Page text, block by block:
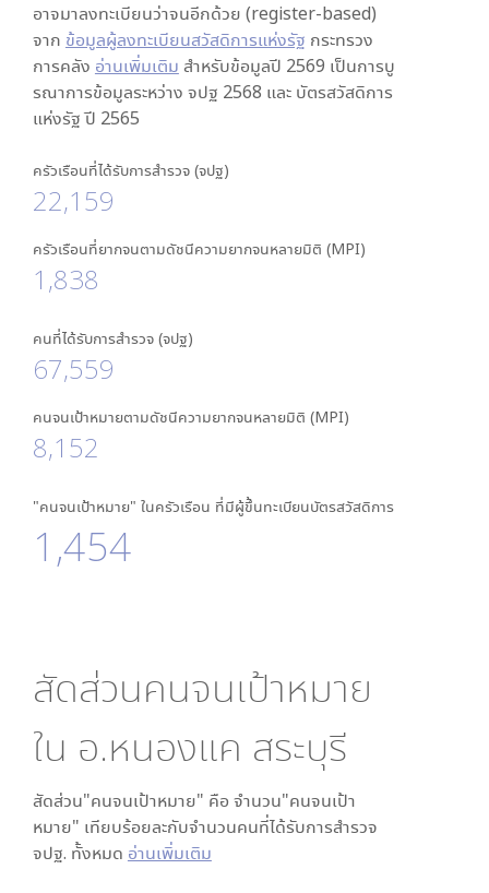
อาจมาลงทะเบียนว่าจนอีกด้วย (register-based)
จาก ข้อมูลผู้ลงทะเบียนสวัสดิการแห่งรัฐ กระทรวง
การคลัง อ่านเพิ่มเติม สำหรับข้อมูลปี 2569 เป็นการบู
รณาการข้อมูลระหว่าง จปฐ 2568 และ บัตรสวัสดิการ
แห่งรัฐ ปี 2565
ครัวเรือนที่ได้รับการสำรวจ (จปฐ)
22,159
ครัวเรือนที่ยากจนตามดัชนีความยากจนหลายมิติ (MPI)
1,838
คนที่ได้รับการสำรวจ (จปฐ)
67,559
คนจนเป้าหมายตามดัชนีความยากจนหลายมิติ (MPI)
8,152
"คนจนเป้าหมาย" ในครัวเรือน ที่มีผู้ขึ้นทะเบียนบัตรสวัสดิการ
1,454
สัดส่วนคนจนเป้าหมาย
ใน อ.หนองแค สระบุรี
สัดส่วน"คนจนเป้าหมาย" คือ จำนวน"คนจนเป้า
หมาย" เทียบร้อยละกับจำนวนคนที่ได้รับการสำรวจ
จปฐ. ทั้งหมด อ่านเพิ่มเติม